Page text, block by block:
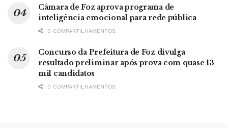
Câmara de Foz aprova programa de
inteligência emocional para rede pública
0 COMPARTILHAMENTOS
Concurso da Prefeitura de Foz divulga
resultado preliminar após prova com quase 13
mil candidatos
0 COMPARTILHAMENTOS